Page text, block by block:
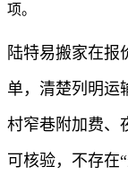
项。
陆特易搬家在报
单，清楚列明运
村窄巷附加费、
可核验，不存在